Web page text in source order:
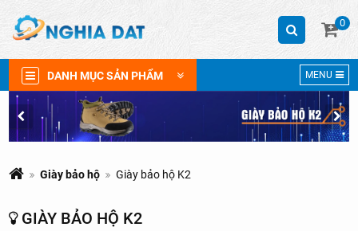
0
DANH MỤC SẢN PHẨM MENU
Giày bảo hộ Giày bảo hộ K2
GIÀY BẢO HỘ K2